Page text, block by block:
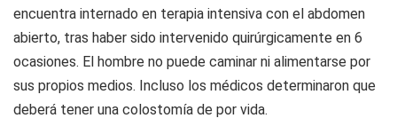
encuentra internado en terapia intensiva con el abdomen
abierto, tras haber sido intervenido quirúrgicamente en 6
ocasiones. El hombre no puede caminar ni alimentarse por
sus propios medios. Incluso los médicos determinaron que
deberá tener una colostomía de por vida.